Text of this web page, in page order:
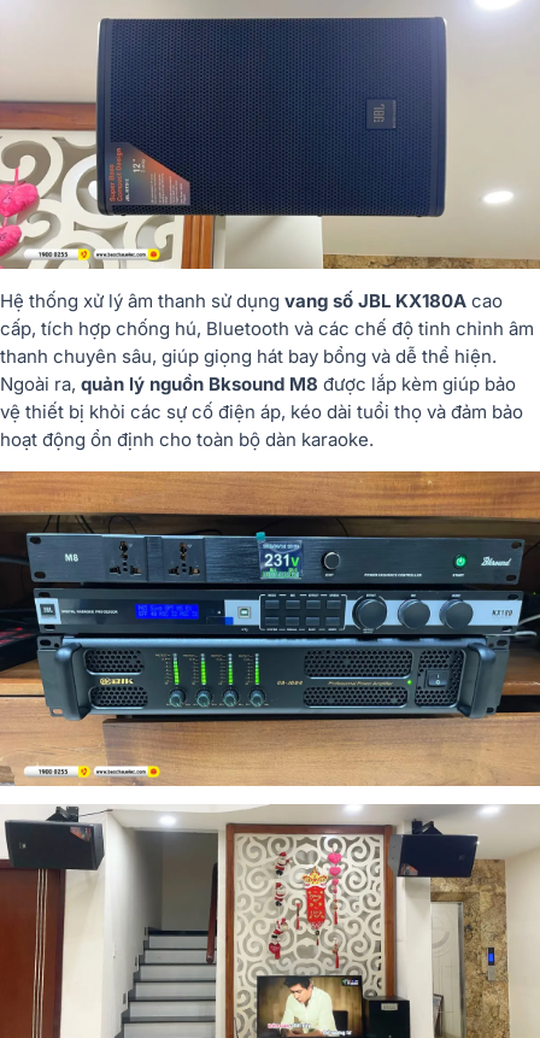
Hệ thống xử lý âm thanh sử dụng vang số JBL KX180A cao
cấp, tích hợp chống hú, Bluetooth và các chế độ tinh chỉnh âm
thanh chuyên sâu, giúp giọng hát bay bổng và dễ thể hiện.
Ngoài ra, quản lý nguồn Bksound M8 được lắp kèm giúp bảo
vệ thiết bị khỏi các sự cố điện áp, kéo dài tuổi thọ và đảm bảo
hoạt động ổn định cho toàn bộ dàn karaoke.